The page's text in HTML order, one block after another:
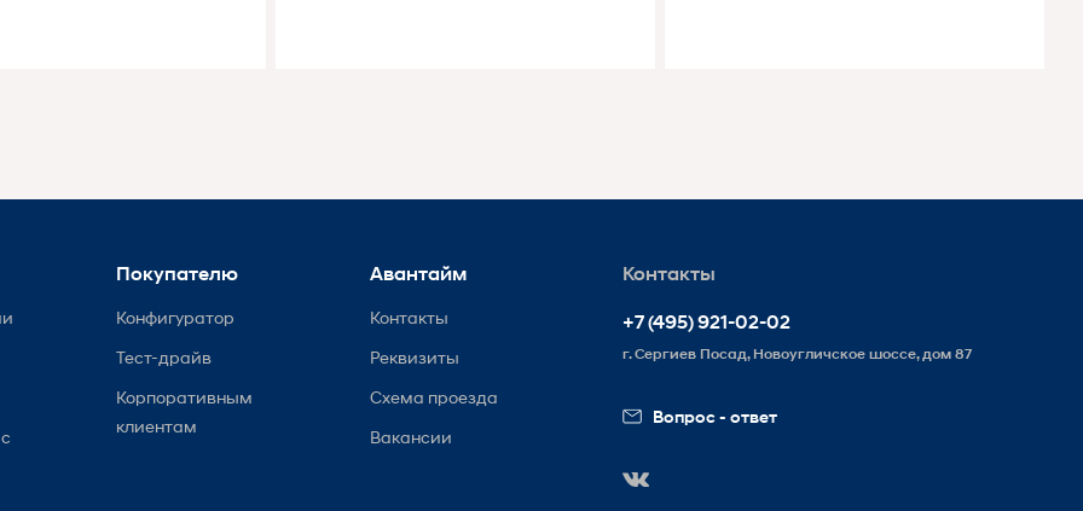
Покупателю
Конфигуратор
Тест-драйв
Корпоративным
клиентам
Авантайм
Контакты
Реквизиты
Схема проезда
Вакансии
Контакты
+7 (495) 921-02-02
г. Сергиев Посад, Новоугличское шоссе, дом 87
Вопрос - ответ